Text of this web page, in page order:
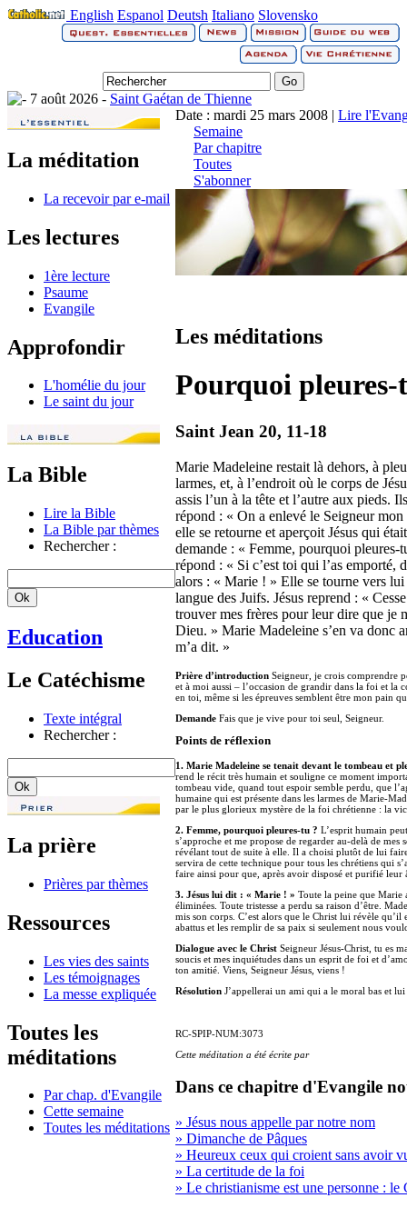
English Espanol Deutsh Italiano Slovensko
7 août 2026 - Saint Gaétan de Thienne
La méditation
La recevoir par e-mail
Les lectures
1ère lecture
Psaume
Evangile
Approfondir
L'homélie du jour
Le saint du jour
La Bible
Lire la Bible
La Bible par thèmes
Rechercher :
Education
Le Catéchisme
Texte intégral
Rechercher :
La prière
Prières par thèmes
Ressources
Les vies des saints
Les témoignages
La messe expliquée
Toutes les
méditations
Par chap. d'Evangile
Cette semaine
Toutes les méditations
Date : mardi 25 mars 2008 | Lire
Semaine
Par chapitre
Toutes
S'abonner
Les méditations
Pourquoi pleures-
Saint Jean 20, 11-18
Marie Madeleine restait là dehors, à
larmes, et, à l’endroit où le corps de
assis l’un à la tête et l’autre aux pieds.
répond : « On a enlevé le Seigneur
elle se retourne et aperçoit Jésus qui
demande : « Femme, pourquoi
répond : « Si c’est toi qui l’as emporté,
alors : « Marie ! » Elle se tourne vers
langue des Juifs. Jésus reprend : «
trouver mes frères pour leur dire que je
Dieu. » Marie Madeleine s’en va donc
m’a dit. »
Prière d’introduction Seigneur, je crois comprendre
et à moi aussi – l’occasion de grandir dans la foi et la
en toi, même si les épreuves semblent être mon pain
Demande Fais que je vive pour toi seul, Seigneur.
Points de réflexion
1. Marie Madeleine se tenait devant le tombeau et
rend le récit très humain et souligne ce moment
tombeau vide, quand tout espoir semble perdu, que
humaine qui est présente dans les larmes de Marie-
par le plus glorieux mystère de la foi chrétienne : la
2. Femme, pourquoi pleures-tu ? L’esprit humain
s’approche et me propose de regarder au-delà de
révélant tout de suite à elle. Il a choisi plutôt de lui
servira de cette technique pour tous les chrétiens qui
faire ainsi pour que, après avoir disposé et purifié leur
3. Jésus lui dit : « Marie ! » Toute la peine que Marie
éliminées. Toute tristesse a perdu sa raison d’être.
mis son corps. C’est alors que le Christ lui révèle
abattus et les remplir de sa paix si seulement nous
Dialogue avec le Christ Seigneur Jésus-Christ, tu es
soucis et mes inquiétudes dans un esprit de foi et
ton amitié. Viens, Seigneur Jésus, viens !
Résolution J’appellerai un ami qui a le moral bas et
RC-SPIP-NUM:3073
Cette méditation a été écrite par
Dans ce chapitre d'Evangile
» Jésus nous appelle par notre nom
» Dimanche de Pâques
» Heureux ceux qui croient sans avoir
» La certitude de la foi
» Le christianisme est une personne : le